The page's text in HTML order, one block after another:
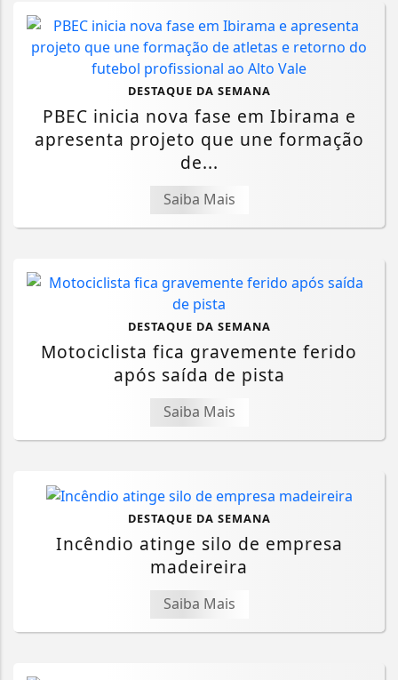
DESTAQUE DA SEMANA
PBEC inicia nova fase em Ibirama e
apresenta projeto que une formação
de...
Saiba Mais
DESTAQUE DA SEMANA
Motociclista fica gravemente ferido
após saída de pista
Saiba Mais
DESTAQUE DA SEMANA
Incêndio atinge silo de empresa
madeireira
Saiba Mais